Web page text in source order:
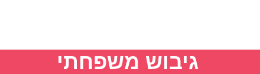
גיבוש משפחתי